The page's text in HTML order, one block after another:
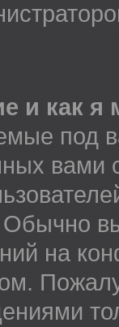
и как я
под
Обычно
на